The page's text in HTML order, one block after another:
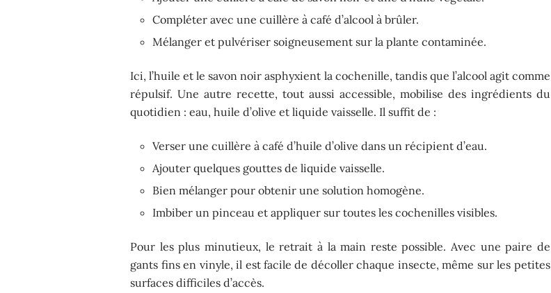
Compléter avec une cuillère à café d’alcool à brûler.
Mélanger et pulvériser soigneusement sur la plante contaminée.
Ici, l’huile et le savon noir asphyxient la cochenille, tandis que l’alcool agit comme
répulsif. Une autre recette, tout aussi accessible, mobilise des ingrédients du
quotidien : eau, huile d’olive et liquide vaisselle. Il suffit de :
Verser une cuillère à café d’huile d’olive dans un récipient d’eau.
Ajouter quelques gouttes de liquide vaisselle.
Bien mélanger pour obtenir une solution homogène.
Imbiber un pinceau et appliquer sur toutes les cochenilles visibles.
Pour les plus minutieux, le retrait à la main reste possible. Avec une paire de
gants fins en vinyle, il est facile de décoller chaque insecte, même sur les petites
surfaces difficiles d’accès.